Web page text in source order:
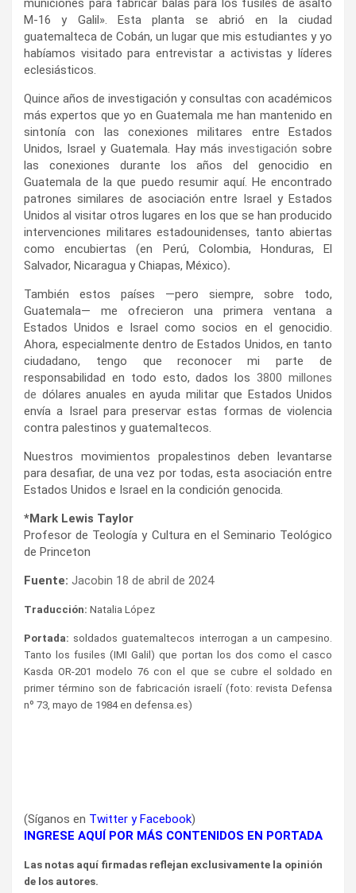
municiones para fabricar balas para los fusiles de asalto
M-16 y Galil». Esta planta se abrió en la ciudad
guatemalteca de Cobán, un lugar que mis estudiantes y yo
habíamos visitado para entrevistar a activistas y líderes
eclesiásticos.
Quince años de investigación y consultas con académicos
más expertos que yo en Guatemala me han mantenido en
sintonía con las conexiones militares entre Estados
Unidos, Israel y Guatemala. Hay más investigación sobre
las conexiones durante los años del genocidio en
Guatemala de la que puedo resumir aquí. He encontrado
patrones similares de asociación entre Israel y Estados
Unidos al visitar otros lugares en los que se han producido
intervenciones militares estadounidenses, tanto abiertas
como encubiertas (en Perú, Colombia, Honduras, El
Salvador, Nicaragua y Chiapas, México).
También estos países —pero siempre, sobre todo,
Guatemala— me ofrecieron una primera ventana a
Estados Unidos e Israel como socios en el genocidio.
Ahora, especialmente dentro de Estados Unidos, en tanto
ciudadano, tengo que reconocer mi parte de
responsabilidad en todo esto, dados los3800 millones
de dólares anuales en ayuda militar que Estados Unidos
envía a Israel para preservar estas formas de violencia
contra palestinos y guatemaltecos.
Nuestros movimientos propalestinos deben levantarse
para desafiar, de una vez por todas, esta asociación entre
Estados Unidos e Israel en la condición genocida.
*Mark Lewis Taylor
Profesor de Teología y Cultura en el Seminario Teológico
de Princeton
Fuente: Jacobin 18 de abril de 2024
Traducción: Natalia López
Portada: soldados guatemaltecos interrogan a un campesino.
Tanto los fusiles (IMI Galil) que portan los dos como el casco
Kasda OR-201 modelo 76 con el que se cubre el soldado en
primer término son de fabricación israelí (foto: revista Defensa
nº 73, mayo de 1984 en defensa.es)
(Síganos en Twitter y Facebook)
INGRESE AQUÍ POR MÁS CONTENIDOS EN PORTADA
Las notas aquí firmadas reflejan exclusivamente la opinión
de los autores.